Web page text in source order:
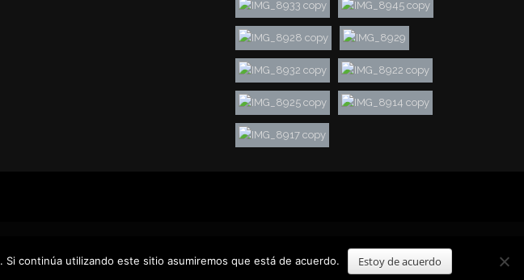
continúa utilizando este sitio asumiremos que está de acuerdo. Estoy de acuerdo